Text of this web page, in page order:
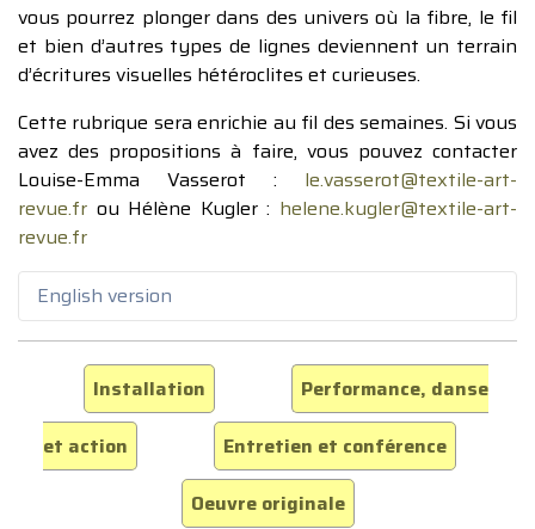
vous pourrez plonger dans des univers où la fibre, le fil
et bien d’autres types de lignes deviennent un terrain
d’écritures visuelles hétéroclites et curieuses.
Cette rubrique sera enrichie au fil des semaines. Si vous
avez des propositions à faire, vous pouvez contacter
Louise-Emma Vasserot : le.vasserot@textile-art-
revue.fr ou Hélène Kugler : helene.kugler@textile-art-
revue.fr
English version
Installation
Performance, danse
et action
Entretien et conférence
Oeuvre originale